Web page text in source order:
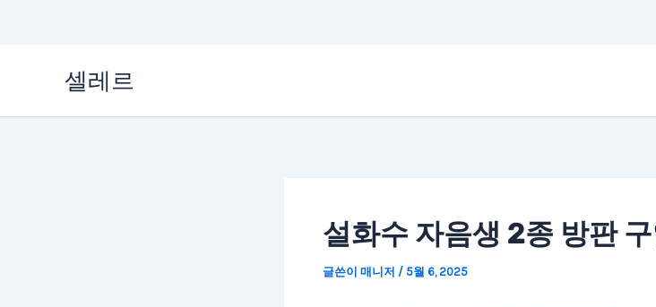
츠
셀레르
설화수 자음생 2종 방판
글쓴이 매니저 / 5월 6, 2025